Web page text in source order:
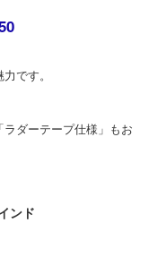
です。
ダーテープ仕様」もお
ンド